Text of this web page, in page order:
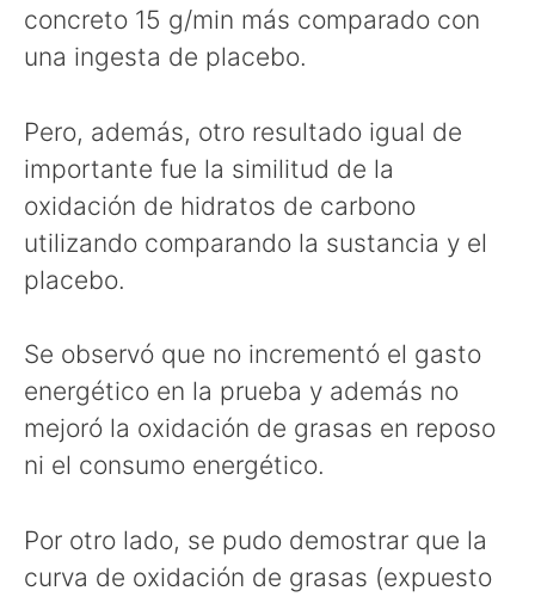
concreto 15 g/min más comparado con
una ingesta de placebo.
Pero, además, otro resultado igual de
importante fue la similitud de la
oxidación de hidratos de carbono
utilizando comparando la sustancia y el
placebo.
Se observó que no incrementó el gasto
energético en la prueba y además no
mejoró la oxidación de grasas en reposo
ni el consumo energético.
Por otro lado, se pudo demostrar que la
curva de oxidación de grasas (expuesto